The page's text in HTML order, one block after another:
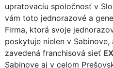
upratovaciu spoločnosť v
vám toto jednorazové a
Firma, ktorá svoje
poskytuje nielen v
zavedená franchisová sieť
Sabinove aj v celom